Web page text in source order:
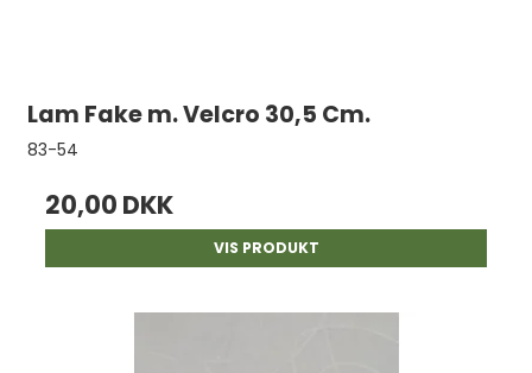
Lam Fake m. Velcro 30,5 Cm.
83-54
20,00 DKK
VIS PRODUKT